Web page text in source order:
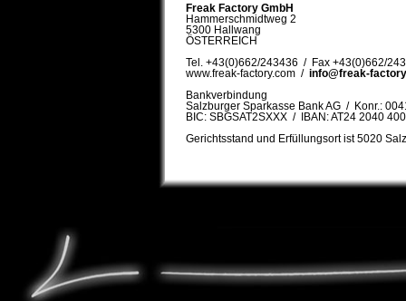
Freak Factory GmbH
Hammerschmidtweg 2
5300 Hallwang
ÖSTERREICH
Tel. +43(0)662/243436 / Fax +43(0)662/
www.freak-factory.com / info@freak-
Bankverbindung
Salzburger Sparkasse Bank AG / Konr.:
BIC: SBGSAT2SXXX / IBAN: AT24 2040
Gerichtsstand und Erfüllungsort ist 5020